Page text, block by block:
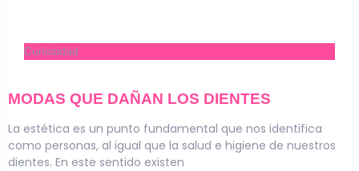
Curiosidad
MODAS QUE DAÑAN LOS DIENTES
La estética es un punto fundamental que nos identifica
como personas, al igual que la salud e higiene de nuestros
dientes. En este sentido existen